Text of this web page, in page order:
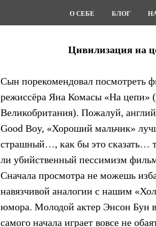
О СЕБЕ БЛОГ
Цивилизация на
Сын порекомендовал посмотреть
режиссёра Яна Комасы «На цепи»
Великобритания). Пожалуй,
Good Boy, «Хороший мальчик»
страшный…, как бы это сказать…
ли убийственный пессимизм
Сначала просмотра не можешь
навязчивой аналогии с нашим
юмора. Молодой актер Энсон Бун в
самого начала играет вовсе не